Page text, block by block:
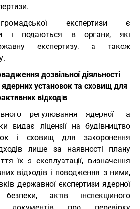
експертизи є
і подаються в органи, які
експертизу, а також
дозвільної діяльності
установок та сховищ для
відходів
регулювання ядерної та
видає ліцензії на будівництво
і сховищ для захоронення
лише за наявності плану
їх з експлуатації, визначення
відходів і поводження з ними,
державної експертизи ядерної
актів інспекційного